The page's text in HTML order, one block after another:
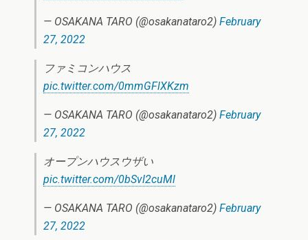
— OSAKANA TARO (@osakanataro2) February
27, 2022
ファミコンハウス
pic.twitter.com/0mmGFlXKzm
— OSAKANA TARO (@osakanataro2) February
27, 2022
オープンハウスウザい
pic.twitter.com/0bSvl2cuMl
— OSAKANA TARO (@osakanataro2) February
27, 2022